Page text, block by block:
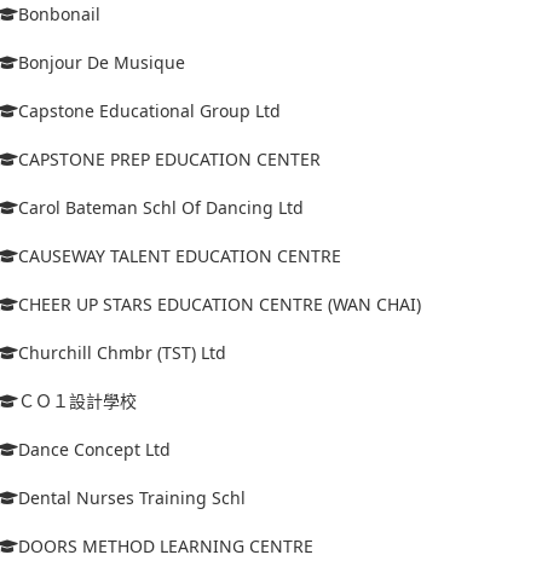
Bonbonail
Bonjour De Musique
Capstone Educational Group Ltd
CAPSTONE PREP EDUCATION CENTER
Carol Bateman Schl Of Dancing Ltd
CAUSEWAY TALENT EDUCATION CENTRE
CHEER UP STARS EDUCATION CENTRE (WAN CHAI)
Churchill Chmbr (TST) Ltd
ＣＯ１設計學校
Dance Concept Ltd
Dental Nurses Training Schl
DOORS METHOD LEARNING CENTRE